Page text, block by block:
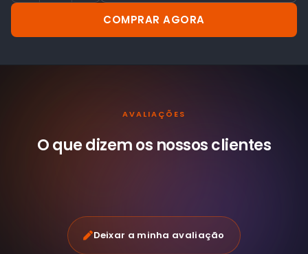
COMPRAR AGORA
AVALIAÇÕES
O que dizem os nossosclientes
Deixar a minha avaliação